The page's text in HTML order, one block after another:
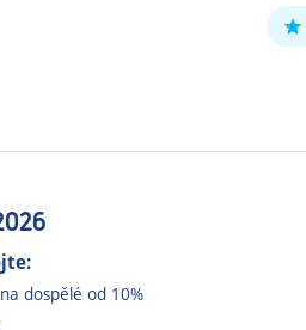
dospělé od 10%